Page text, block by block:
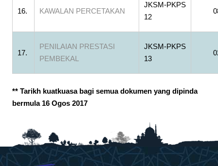
16. KAWALAN PERCETAKAN
JKSM-PKPS
12
17.
PENILAIAN PRESTASI
PEMBEKAL
JKSM-PKPS
13
** Tarikh kuatkuasa bagi semua dokumen yang dipinda
bermula 16 Ogos 2017